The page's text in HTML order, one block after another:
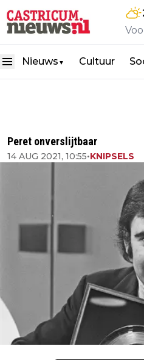
Nieuws ▼ Cultuur
Peret onverslijtbaar
14 AUG 2021, 10:55•KNIPSELS